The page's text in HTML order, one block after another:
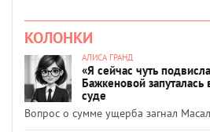
КОЛОНКИ
АЛИСА ГРАНД
«Я сейчас чуть
Бажкеновой запуталась
суде
Вопрос о сумме ущерба загнал